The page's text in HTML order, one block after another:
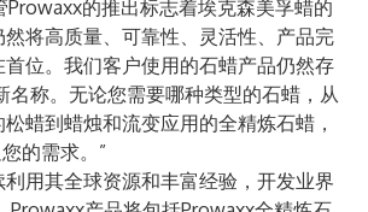
Prowaxx的推出标志着埃克森美孚蜡的
将高质量、可靠性、灵活性、产品完
位。我们客户使用的石蜡产品仍然存
名称。无论您需要哪种类型的石蜡，从
蜡到蜡烛和流变应用的全精炼石蜡，
的需求。”
用其全球资源和丰富经验，开发业界